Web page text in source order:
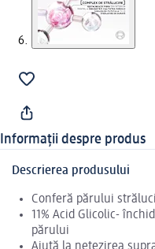
Informații despre produs
Descrierea produsului
Conferă părului
11% Acid Glicolic-
părului
Ajută la netezirea